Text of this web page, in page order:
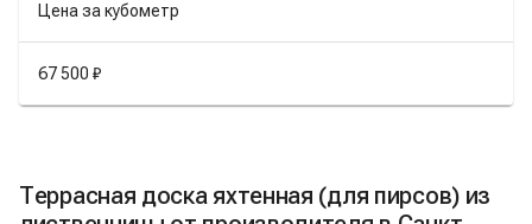
Цена за кубометр
67 500 ₽
Террасная доска яхтенная (для пирсов) из